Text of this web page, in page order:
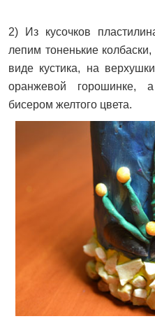
2) Из кусочков
лепим тоненькие
виде кустика, на
оранжевой горошинке,
бисером желтого цвета.